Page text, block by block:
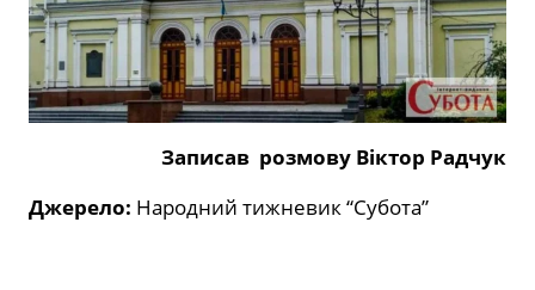
Записав розмову Віктор Радчук
Джерело: Народний тижневик “Субота”